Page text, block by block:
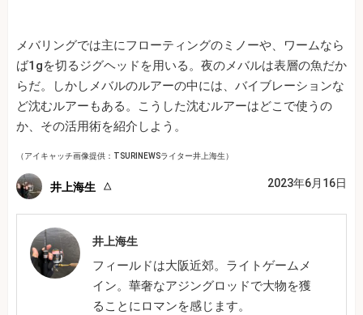
メバリングでは主にフローティングのミノーや、ワームなら
ば1gを切るジグヘッドを用いる。夜のメバルは表層の魚だか
らだ。しかしメバルのルアーの中には、バイブレーションな
ど沈むルアーもある。こうした沈むルアーはどこで使うの
か、その活用術を紹介しよう。
（アイキャッチ画像提供：TSURINEWSライター井上海生）
井上海生 2023年6月16日
井上海生
フィールドは大阪近郊。ライトゲームメ
イン。華奢なアジングロッドで大物を獲
ることにロマンを感じます。